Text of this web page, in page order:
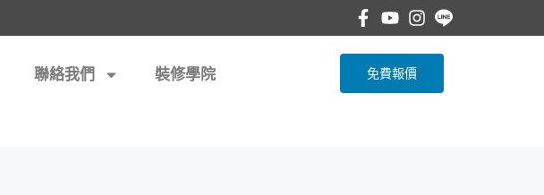
聯絡我們 裝修學院 免費報價